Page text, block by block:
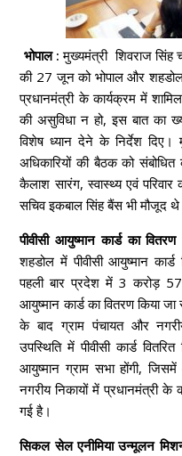
भोपाल : मुख्यमंत्री शिवराज सिंह
की 27 जून को भोपाल और शहडोल
प्रधानमंत्री के कार्यक्रम में
की असुविधा न हो, इस बात का
विशेष ध्यान देने के निर्देश दिए।
अधिकारियों की बैठक को संबोधित
कैलाश सारंग, स्वास्थ्य एवं
सचिव इकबाल सिंह बैंस भी मौजूद
पीवीसी आयुष्मान कार्ड का
शहडोल में पीवीसी आयुष्मान
पहली बार प्रदेश में 3 करोड़ 57
आयुष्मान कार्ड का वितरण किया जा
के बाद ग्राम पंचायत और
उपस्थिति में पीवीसी कार्ड
आयुष्मान ग्राम सभा होंगी,
नगरीय निकायों में प्रधानमंत्री के
गई है।
सिकल सेल एनीमिया उन्मूलन